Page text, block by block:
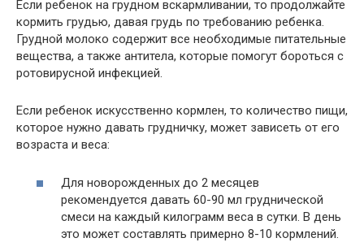
Если ребенок на грудном вскармливании, то продолжайте
кормить грудью, давая грудь по требованию ребенка.
Грудной молоко содержит все необходимые питательные
вещества, а также антитела, которые помогут бороться с
ротовирусной инфекцией.
Если ребенок искусственно кормлен, то количество пищи,
которое нужно давать грудничку, может зависеть от его
возраста и веса:
Для новорожденных до 2 месяцев
рекомендуется давать 60-90 мл груднической
смеси на каждый килограмм веса в сутки. В день
это может составлять примерно 8-10 кормлений.